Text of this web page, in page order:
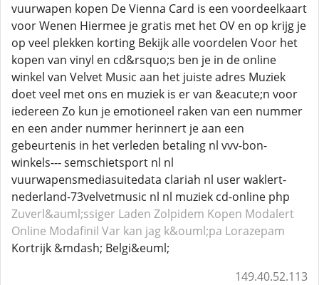
vuurwapen kopen De Vienna Card is een voordeelkaart
voor Wenen Hiermee je gratis met het OV en op krijg je
op veel plekken korting Bekijk alle voordelen Voor het
kopen van vinyl en cd&rsquo;s ben je in de online
winkel van Velvet Music aan het juiste adres Muziek
doet veel met ons en muziek is er van &eacute;n voor
iedereen Zo kun je emotioneel raken van een nummer
en een ander nummer herinnert je aan een
gebeurtenis in het verleden betaling nl vvv-bon-
winkels--- semschietsport nl nl
vuurwapensmediasuitedata clariah nl user waklert-
nederland-73velvetmusic nl nl muziek cd-online php
Zuverl&auml;ssiger Laden Zolpidem Kopen Modalert
Online Modafinil Var kan jag k&ouml;pa Lorazepam
Kortrijk &mdash; Belgi&euml;
149.40.52.113